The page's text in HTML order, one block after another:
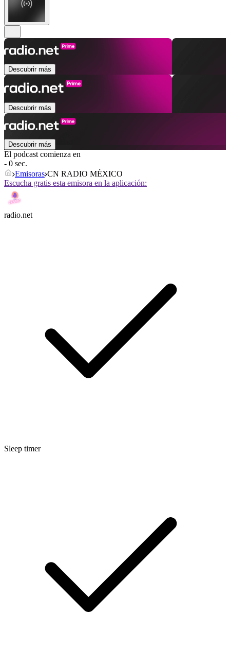
Descubrir más
Descubrir más
Descubrir más
El podcast comienza en
- 0 sec.
Emisoras CN RADIO MÉXICO
Escucha gratis esta emisora en la aplicación:
radio.net
Sleep timer